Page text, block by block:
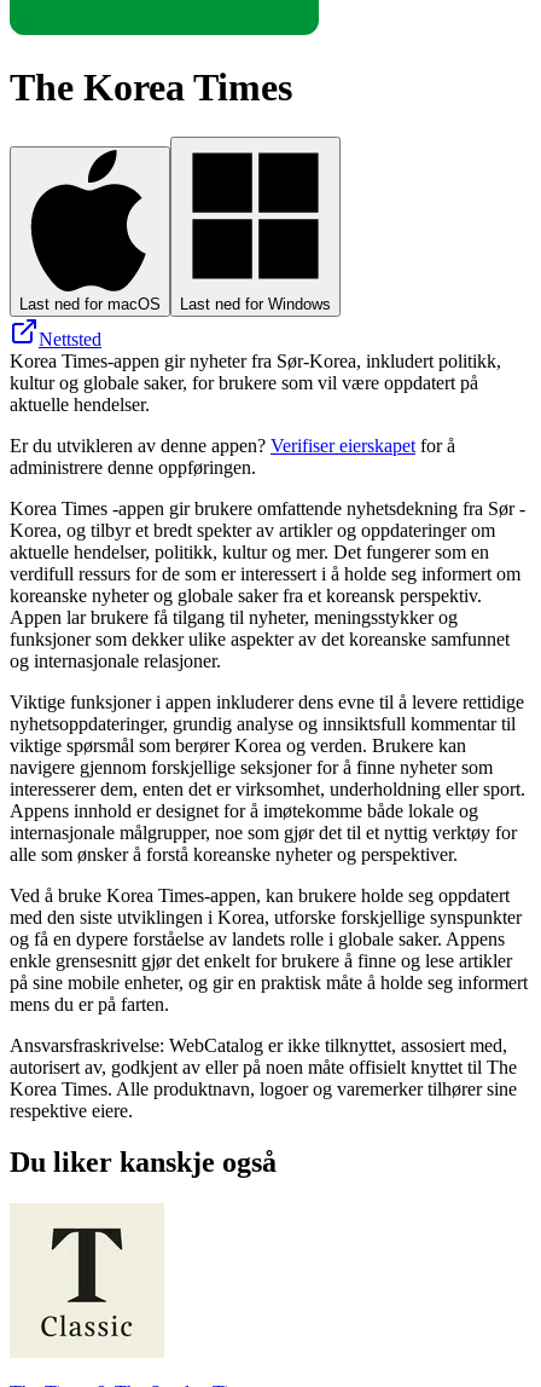
The Korea Times
Last ned for macOS Last ned for Windows
Nettsted
Korea Times-appen gir nyheter fra Sør-Korea, inkludert politikk,
kultur og globale saker, for brukere som vil være oppdatert på
aktuelle hendelser.
Er du utvikleren av denne appen? Verifiser eierskapet for å
administrere denne oppføringen.
Korea Times -appen gir brukere omfattende nyhetsdekning fra Sør -
Korea, og tilbyr et bredt spekter av artikler og oppdateringer om
aktuelle hendelser, politikk, kultur og mer. Det fungerer som en
verdifull ressurs for de som er interessert i å holde seg informert om
koreanske nyheter og globale saker fra et koreansk perspektiv.
Appen lar brukere få tilgang til nyheter, meningsstykker og
funksjoner som dekker ulike aspekter av det koreanske samfunnet
og internasjonale relasjoner.
Viktige funksjoner i appen inkluderer dens evne til å levere rettidige
nyhetsoppdateringer, grundig analyse og innsiktsfull kommentar til
viktige spørsmål som berører Korea og verden. Brukere kan
navigere gjennom forskjellige seksjoner for å finne nyheter som
interesserer dem, enten det er virksomhet, underholdning eller sport.
Appens innhold er designet for å imøtekomme både lokale og
internasjonale målgrupper, noe som gjør det til et nyttig verktøy for
alle som ønsker å forstå koreanske nyheter og perspektiver.
Ved å bruke Korea Times-appen, kan brukere holde seg oppdatert
med den siste utviklingen i Korea, utforske forskjellige synspunkter
og få en dypere forståelse av landets rolle i globale saker. Appens
enkle grensesnitt gjør det enkelt for brukere å finne og lese artikler
på sine mobile enheter, og gir en praktisk måte å holde seg informert
mens du er på farten.
Ansvarsfraskrivelse: WebCatalog er ikke tilknyttet, assosiert med,
autorisert av, godkjent av eller på noen måte offisielt knyttet til The
Korea Times. Alle produktnavn, logoer og varemerker tilhører sine
respektive eiere.
Du liker kanskje også